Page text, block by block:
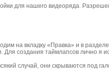
для нашего видеоряда.
на вкладку «Правка» и в
создания таймлапсов лично я
случай, они скрываются под